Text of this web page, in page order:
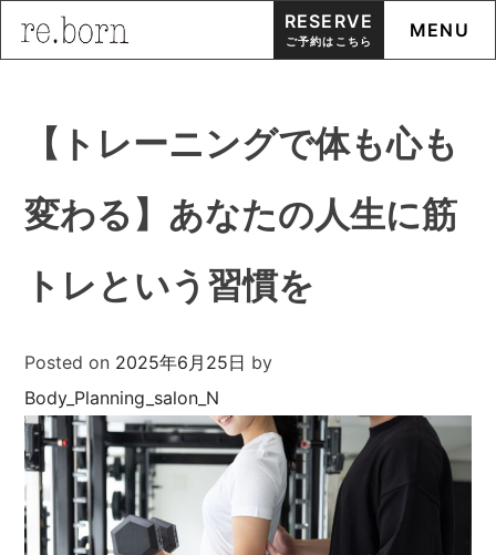
content
RESERVE
ご予約はこちら MENU
【トレーニングで体も心も
変わる】あなたの人生に筋
トレという習慣を
Posted on 2025年6月25日 by
Body_Planning_salon_N